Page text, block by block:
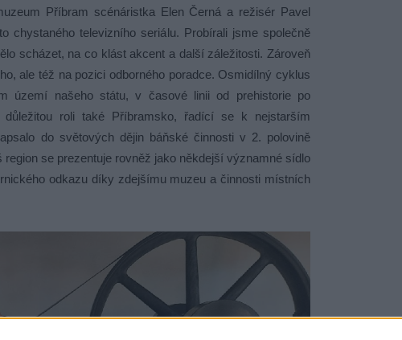
Příbram scénáristka Elen Černá a režisér Pavel
chystaného televizního seriálu. Probírali jsme společně
scházet, na co klást akcent a další záležitosti. Zároveň
ale též na pozici odborného poradce. Osmidílný cyklus
území našeho státu, v časové linii od prehistorie po
roli také Příbramsko, řadící se k nejstarším
do světových dějin báňské činnosti v 2. polovině
se prezentuje rovněž jako někdejší významné sídlo
odkazu díky zdejšímu muzeu a činnosti místních